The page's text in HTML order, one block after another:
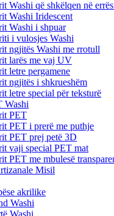
Washi që shkëlqen në
Washi Iridescent
Washi i shpuar
i vulosjes Washi
ngjitës Washi me rrotull
larës me vaj UV
letre pergamene
ngjitës i shkrueshëm
letre special për teksturë
Washi
PET
PET i prerë me puthje
PET prej petë 3D
vaji special PET mat
PET me mbulesë
Misil
akrilike
Washi
Washi